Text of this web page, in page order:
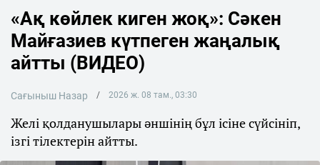
«Ақ көйлек киген жоқ»: Сәкен
Майғазиев күтпеген жаңалық
айтты (ВИДЕО)
Сағыныш Назар 2026 ж. 08 там., 03:30
Желі қолданушылары әншінің бұл ісіне сүйсініп,
ізгі тілектерін айтты.